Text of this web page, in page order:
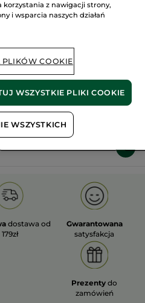
pól organicznych
LES DEODORANTS NAT.
dostawa od
179zł
Gwarantowana
satysfakcja
Prezenty do
zamówień
z nawigacji strony,
i wsparcia naszych działań
PLIKÓW COOKIE
WSZYSTKICH
WSZYSTKIE PLIKI COOKIE